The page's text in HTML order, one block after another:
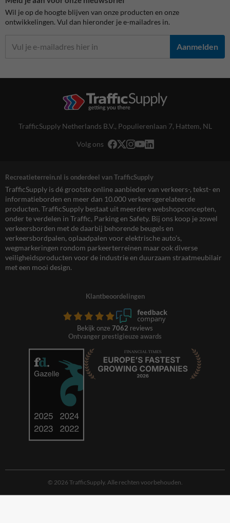
Wil je op de hoogte blijven van onze producten en onze
ontwikkelingen. Vul dan hieronder je e-mailadres in.
Aanmelden
TrafficSupply Netherlands B.V., Populierenlaan 7, Hattem, NL
Volg ons
Recreatieterrein.nl is onderdeel van TrafficSupply
TrafficSupply is dé grootste online aanbieder van verkeers-, tekst- en
informatieborden en meer dan 10.000 verkeersgerelateerde
producten. TrafficSupply bestaat uit meerdere webshopconcepten,
onder te verdelen in Traffic, Parking en Safety. Bij ons koop je zowel
verkeersborden met de daarbij behorende beugels en
verkeersbordpalen, oplaadpalen voor elektrische auto’s,
wegmarkeringen rondom parkeerterreinen maar ook diverse
veiligheidsproducten voor de industrie en duurzaam straatmeubilair
met een mooi design.
Klantbeoordelingen
Bekijk onze 7062 reviews
Ontvanger prestigieuze awards
© 2026 TrafficSupply. Alle rechten voorbehouden.